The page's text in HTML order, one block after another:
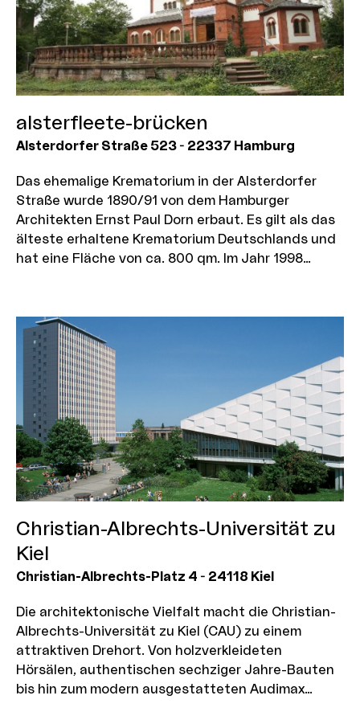
alsterfleete-brücken
Alsterdorfer Straße 523 - 22337 Hamburg
Das ehemalige Krematorium in der Alsterdorfer
Straße wurde 1890/91 von dem Hamburger
Architekten Ernst Paul Dorn erbaut. Es gilt als das
älteste erhaltene Krematorium Deutschlands und
hat eine Fläche von ca. 800 qm. Im Jahr 1998
von Gastronomie genutzt. Seit 2009 ist die
Flachsland Zukunftsschule im Alsterpalais
beheimatet.
Christian-Albrechts-Universität zu
Kiel
Christian-Albrechts-Platz 4 - 24118 Kiel
Die architektonische Vielfalt macht die Christian-
Albrechts-Universität zu Kiel (CAU) zu einem
attraktiven Drehort. Von holzverkleideten
Hörsälen, authentischen sechziger Jahre-Bauten
bis hin zum modern ausgestatteten Audimax